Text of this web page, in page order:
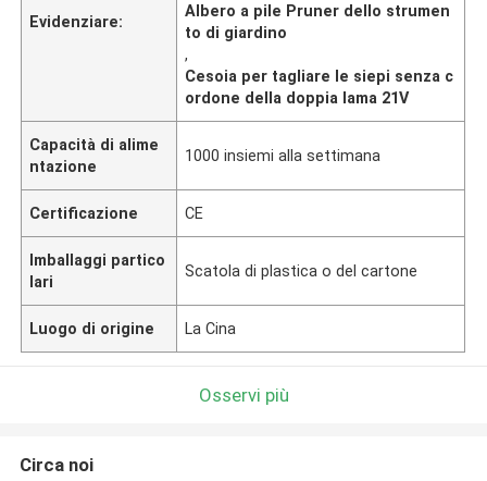
Evidenziare:
Albero a pile Pruner dello strumen
to di giardino
,
Cesoia per tagliare le siepi senza c
ordone della doppia lama 21V
Capacità di alime
ntazione
1000 insiemi alla settimana
Certificazione CE
Imballaggi partico
lari
Scatola di plastica o del cartone
Luogo di origine La Cina
Osservi più
Circa noi